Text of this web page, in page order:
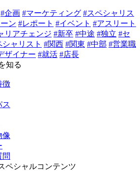
#企画 #マーケティング #スペシャリス
ン #レポート #イベント #アスリート
リアチェンジ #新卒 #中途 #独立 #セ
ャリスト #関西 #関東 #中部 #営業職
ザイナー #就活 #店長
知る
徴
ス
像
問
ペシャルコンテンツ